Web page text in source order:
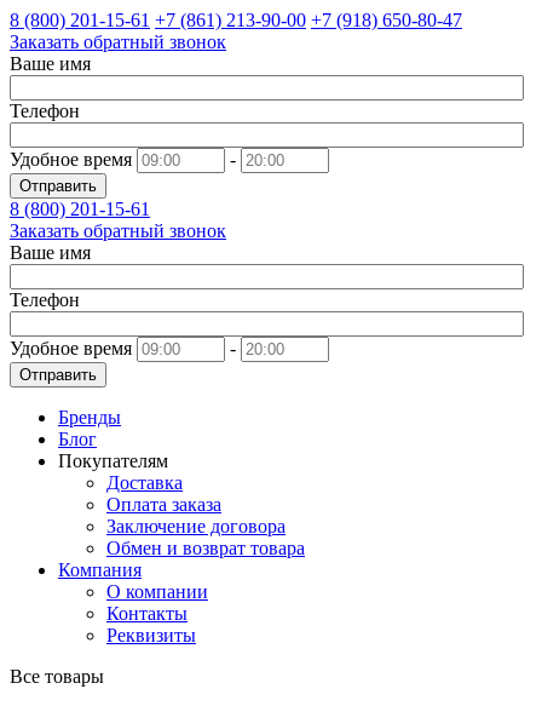
8 (800) 201-15-61 +7 (861) 213-90-00 +7 (918) 650-80-47
Заказать обратный звонок
Ваше имя
Телефон
Удобное время -
Отправить
8 (800) 201-15-61
Заказать обратный звонок
Ваше имя
Телефон
Удобное время -
Отправить
Бренды
Блог
Покупателям
Доставка
Оплата заказа
Заключение договора
Обмен и возврат товара
Компания
О компании
Контакты
Реквизиты
Все товары